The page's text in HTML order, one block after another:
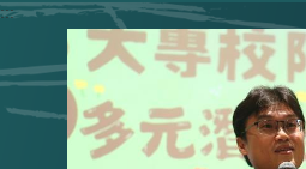
:::